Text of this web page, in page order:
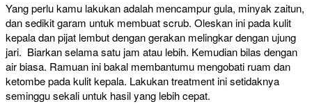
Yang perlu kamu lakukan adalah mencampur gula, minyak zaitun,
dan sedikit garam untuk membuat scrub. Oleskan ini pada kulit
kepala dan pijat lembut dengan gerakan melingkar dengan ujung
jari. Biarkan selama satu jam atau lebih. Kemudian bilas dengan
air biasa. Ramuan ini bakal membantumu mengobati ruam dan
ketombe pada kulit kepala. Lakukan treatment ini setidaknya
seminggu sekali untuk hasil yang lebih cepat.